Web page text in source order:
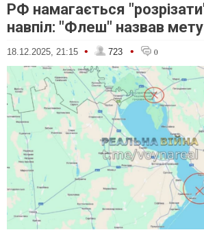
РФ намагається
навпіл: "Флеш" назвав
18.12.2025, 21:15 • 723 • 0